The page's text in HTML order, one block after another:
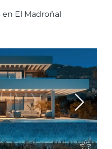
en El Madroñal
Next